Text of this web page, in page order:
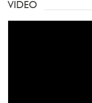
VIDEO